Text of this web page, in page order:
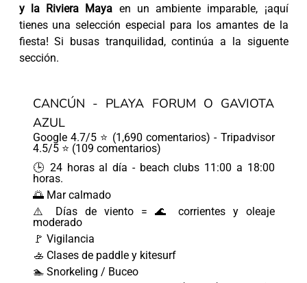
y la Riviera Maya en un ambiente imparable, ¡aquí
tienes una selección especial para los amantes de la
fiesta! Si busas tranquilidad, continúa a la siguente
sección.
CANCÚN - PLAYA FORUM O GAVIOTA
AZUL
Google 4.7/5 ⭐ (1,690 comentarios) - Tripadvisor
4.5/5 ⭐ (109 comentarios)
🕒 24 horas al día - beach clubs 11:00 a 18:00
horas.
🌅 Mar calmado
⚠️ Días de viento = 🌊 corrientes y oleaje
moderado
🚩 Vigilancia
🚣 Clases de paddle y kitesurf
🏊 Snorkeling / Buceo